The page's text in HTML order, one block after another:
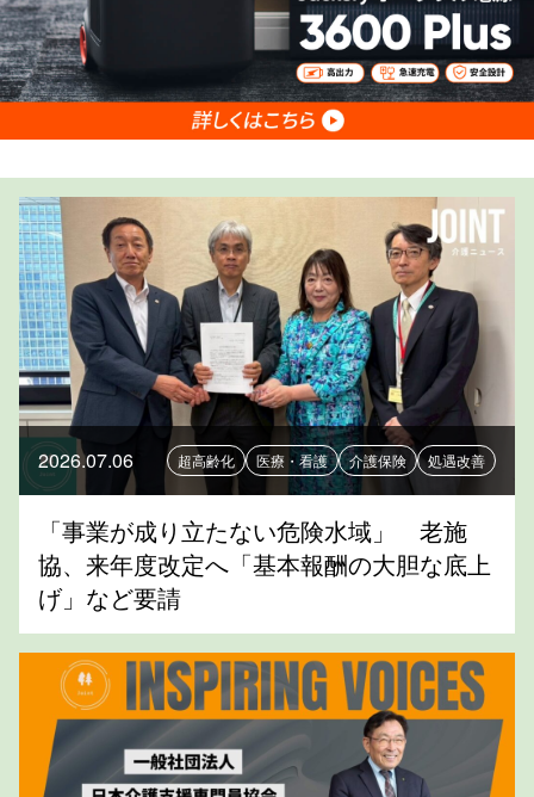
2026.07.06 超高齢化 医療・看護 介護保険 処遇改善
「事業が成り立たない危険水域」 老施
協、来年度改定へ「基本報酬の大胆な底上
げ」など要請